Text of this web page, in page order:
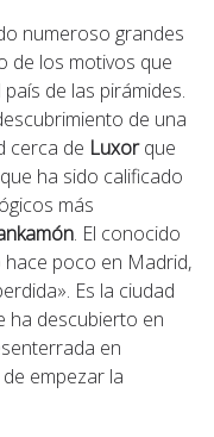
numeroso grandes
de los motivos que
de las pirámides.
de una
cerca de Luxorque
ha sido calificado
más
. El conocido
hace poco en Madrid,
Es la ciudad
ha descubierto en
en
empezar la